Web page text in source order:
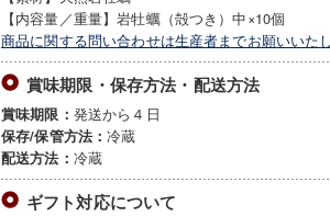
【内容量／重量】岩牡蠣（殻つき）中×10個
商品に関する問い合わせは生産者までお願いいたし
賞味期限・保存方法・配送方法
賞味期限： 発送から４日
保存/保管方法：冷蔵
配送方法： 冷蔵
ギフト対応について